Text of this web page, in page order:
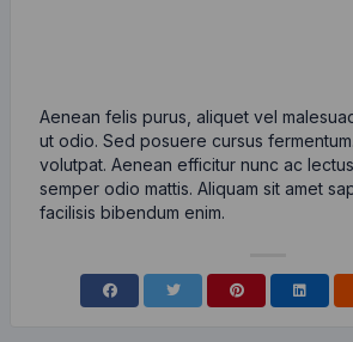
Aenean felis purus, aliquet vel
ut odio. Sed posuere cursus
volutpat. Aenean efficitur nunc ac
semper odio mattis. Aliquam sit amet
facilisis bibendum enim.